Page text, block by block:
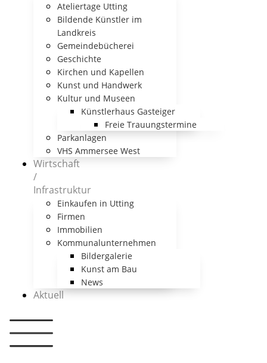
Ateliertage Utting
Bildende Künstler im
Landkreis
Gemeindebücherei
Geschichte
Kirchen und Kapellen
Kunst und Handwerk
Kultur und Museen
Künstlerhaus Gasteiger
Freie Trauungstermine
Parkanlagen
VHS Ammersee West
Wirtschaft
/
Infrastruktur
Einkaufen in Utting
Firmen
Immobilien
Kommunalunternehmen
Bildergalerie
Kunst am Bau
News
Aktuell